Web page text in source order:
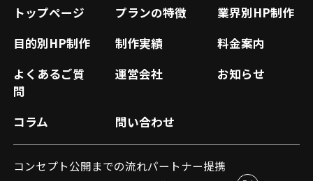
トップページ プランの特徴
業界別HP制作
目的別HP制作
制作実績
料金案内
よくあるご質
問
運営会社 お知らせ
コラム 問い合わせ
コンセプト公開までの流れパートナー提携